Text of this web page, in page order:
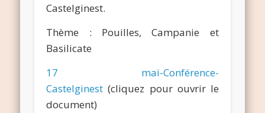
Castelginest.
Thème : Pouilles, Campanie et
Basilicate
17 mai-Conférence-
Castelginest (cliquez pour ouvrir le
document)